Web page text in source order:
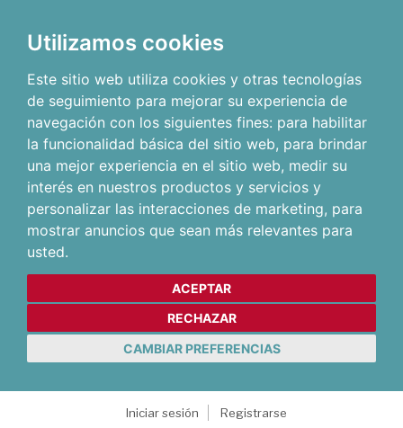
Utilizamos cookies
Este sitio web utiliza cookies y otras tecnologías
de seguimiento para mejorar su experiencia de
navegación con los siguientes fines: para habilitar
la funcionalidad básica del sitio web, para brindar
una mejor experiencia en el sitio web, medir su
interés en nuestros productos y servicios y
personalizar las interacciones de marketing, para
mostrar anuncios que sean más relevantes para
usted.
ACEPTAR
RECHAZAR
CAMBIAR PREFERENCIAS
Iniciar sesión
Registrarse